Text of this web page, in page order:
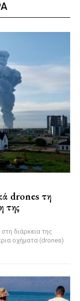
drones τη
της
διάρκεια της
οχήματα (drones)